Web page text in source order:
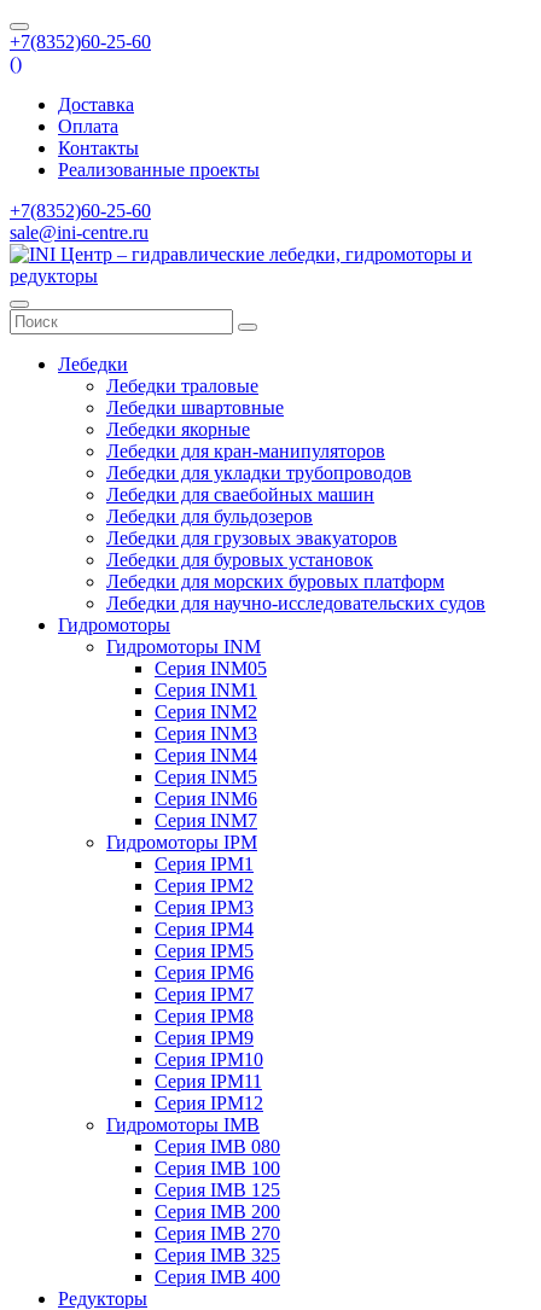
+7(8352)60-25-60
()
Доставка
Оплата
Контакты
Реализованные проекты
+7(8352)60-25-60
sale@ini-centre.ru
Лебедки
Лебедки траловые
Лебедки швартовные
Лебедки якорные
Лебедки для кран-манипуляторов
Лебедки для укладки трубопроводов
Лебедки для сваебойных машин
Лебедки для бульдозеров
Лебедки для грузовых эвакуаторов
Лебедки для буровых установок
Лебедки для морских буровых платформ
Лебедки для научно-исследовательских судов
Гидромоторы
Гидромоторы INM
Серия INM05
Серия INM1
Серия INM2
Серия INM3
Серия INM4
Серия INM5
Серия INM6
Серия INM7
Гидромоторы IPM
Серия IPM1
Серия IPM2
Серия IPM3
Серия IPM4
Серия IPM5
Серия IPM6
Серия IPM7
Серия IPM8
Серия IPM9
Серия IPM10
Серия IPM11
Серия IPM12
Гидромоторы IMB
Серия IMB 080
Серия IMB 100
Серия IMB 125
Серия IMB 200
Серия IMB 270
Серия IMB 325
Серия IMB 400
Редукторы